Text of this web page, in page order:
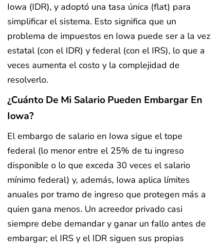
Iowa (IDR), y adoptó una tasa única (flat) para
simplificar el sistema. Esto significa que un
problema de impuestos en Iowa puede ser a la vez
estatal (con el IDR) y federal (con el IRS), lo que a
veces aumenta el costo y la complejidad de
resolverlo.
¿Cuánto De Mi Salario Pueden Embargar En
Iowa?
El embargo de salario en Iowa sigue el tope
federal (lo menor entre el 25% de tu ingreso
disponible o lo que exceda 30 veces el salario
mínimo federal) y, además, Iowa aplica límites
anuales por tramo de ingreso que protegen más a
quien gana menos. Un acreedor privado casi
siempre debe demandar y ganar un fallo antes de
embargar; el IRS y el IDR siguen sus propias